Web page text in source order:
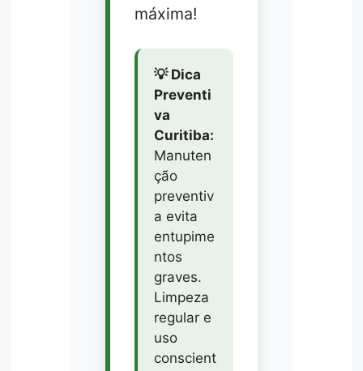
máxima!
💡 Dica
Preventi
va
Curitiba:
Manuten
ção
preventiv
a evita
entupime
ntos
graves.
Limpeza
regular e
uso
conscient